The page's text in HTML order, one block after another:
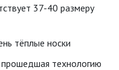
37-40 размеру
тёплые носки
технологию